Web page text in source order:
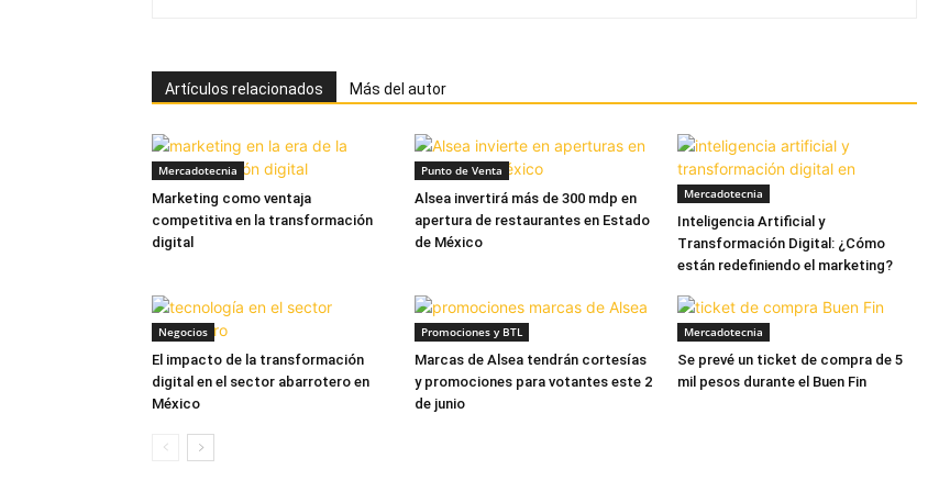
Artículos relacionados Más del autor
Mercadotecnia
Marketing como ventaja
competitiva en la transformación
digital
Punto de Venta
Alsea invertirá más de 300 mdp en
apertura de restaurantes en Estado
de México
Mercadotecnia
Inteligencia Artificial y
Transformación Digital: ¿Cómo
están redefiniendo el marketing?
Negocios
El impacto de la transformación
digital en el sector abarrotero en
México
Promociones y BTL
Marcas de Alsea tendrán cortesías
y promociones para votantes este 2
de junio
Mercadotecnia
Se prevé un ticket de compra de 5
mil pesos durante el Buen Fin